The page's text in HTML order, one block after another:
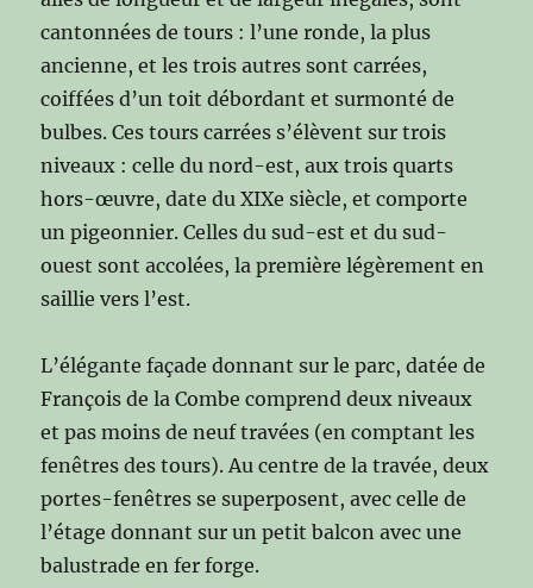
cantonnées de tours : l’une ronde, la plus
ancienne, et les trois autres sont carrées,
coiffées d’un toit débordant et surmonté de
bulbes. Ces tours carrées s’élèvent sur trois
niveaux : celle du nord-est, aux trois quarts
hors-œuvre, date du XIXe siècle, et comporte
un pigeonnier. Celles du sud-est et du sud-
ouest sont accolées, la première légèrement en
saillie vers l’est.
L’élégante façade donnant sur le parc, datée de
François de la Combe comprend deux niveaux
et pas moins de neuf travées (en comptant les
fenêtres des tours). Au centre de la travée, deux
portes-fenêtres se superposent, avec celle de
l’étage donnant sur un petit balcon avec une
balustrade en fer forge.